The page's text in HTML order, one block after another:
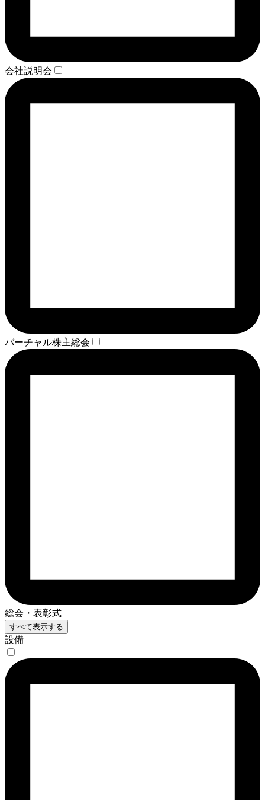
会社説明会
バーチャル株主総会
総会・表彰式
すべて表示する
設備